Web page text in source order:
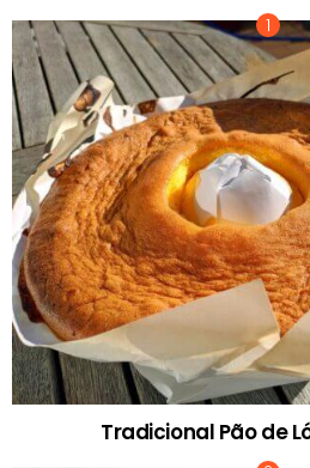
Tradicional Pão de